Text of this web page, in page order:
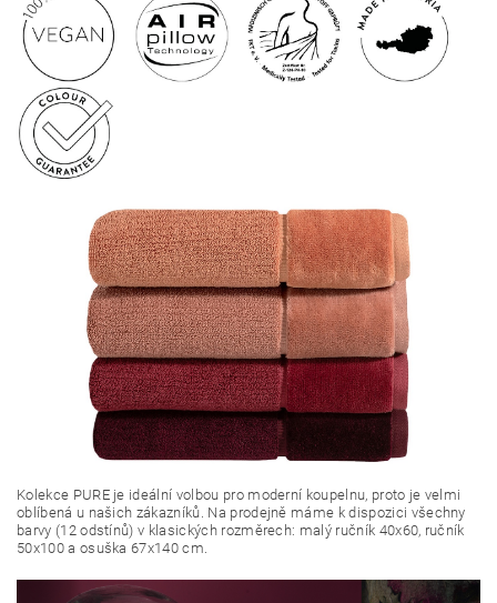
Kolekce PURE je ideální volbou pro moderní koupelnu, proto je velmi
oblíbená u našich zákazníků. Na prodejně máme k dispozici všechny
barvy (12 odstínů) v klasických rozměrech: malý ručník 40x60, ručník
50x100 a osuška 67x140 cm.